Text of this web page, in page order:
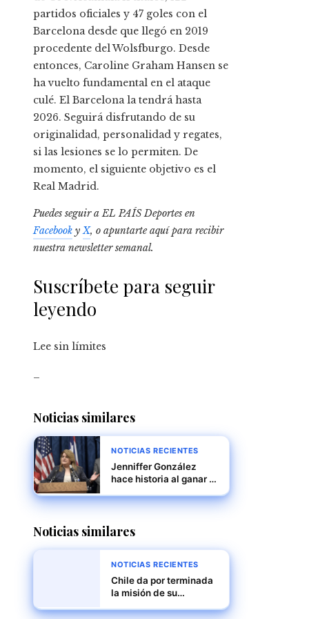
partidos oficiales y 47 goles con el
Barcelona desde que llegó en 2019
procedente del Wolsfburgo. Desde
entonces, Caroline Graham Hansen se
ha vuelto fundamental en el ataque
culé. El Barcelona la tendrá hasta
2026. Seguirá disfrutando de su
originalidad, personalidad y regates,
si las lesiones se lo permiten. De
momento, el siguiente objetivo es el
Real Madrid.
Puedes seguir a EL PAÍS Deportes en
Facebook yX, o apuntarte aquí para recibir
nuestra newsletter semanal.
Suscríbete para seguir
leyendo
Lee sin límites
Noticias similares
NOTICIAS RECIENTES
Jenniffer González
hace historia al ganar la
Rico en unas
por resultados inéditos
Noticias similares
NOTICIAS RECIENTES
Chile da por terminada
la misión de su